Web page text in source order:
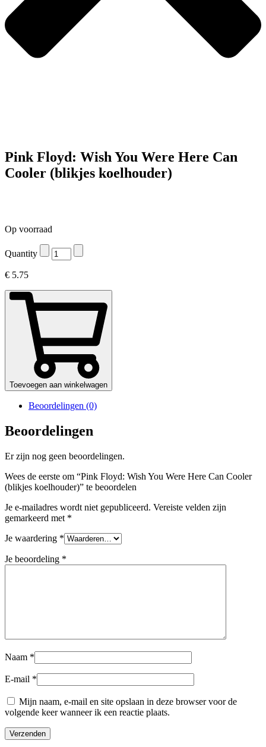
Pink Floyd: Wish You Were Here Can
Cooler (blikjes koelhouder)
Op voorraad
Quantity
€ 5.75
Toevoegen aan winkelwagen
Beoordelingen (0)
Beoordelingen
Er zijn nog geen beoordelingen.
Wees de eerste om “Pink Floyd: Wish You Were Here Can Cooler
(blikjes koelhouder)” te beoordelen
Je e-mailadres wordt niet gepubliceerd. Vereiste velden zijn
gemarkeerd met *
Je waardering *
Je beoordeling *
Naam *
E-mail *
Mijn naam, e-mail en site opslaan in deze browser voor de
volgende keer wanneer ik een reactie plaats.